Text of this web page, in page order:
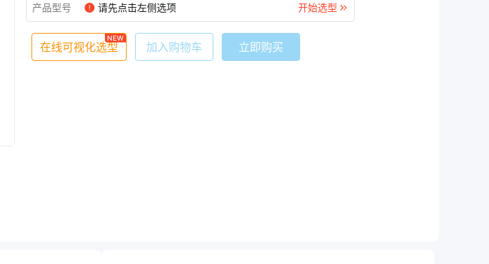
产品型号 请先点击左侧选项 开始选型
在线可视化选型
NEW
加入购物车 立即购买